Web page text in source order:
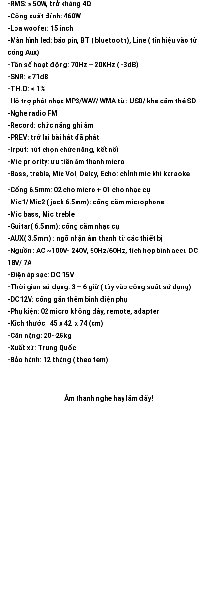
-RMS: ≤ 50W, trở kháng 4Ω
-Công suất đỉnh: 460W
-Loa woofer: 15 inch
-Màn hình led: báo pin, BT ( bluetooth), Line ( tín hiệu vào từ
cổng Aux)
-Tần số hoạt động: 70Hz – 20KHz ( -3dB)
-SNR: ≥ 71dB
-T.H.D: < 1%
-Hỗ trợ phát nhạc MP3/WAV/ WMA từ : USB/ khe cắm thẻ SD
-Nghe radio FM
-Record: chức năng ghi âm
-PREV: trở lại bài hát đã phát
-Input: nút chọn chức năng, kết nối
-Mic priority: ưu tiên âm thanh micro
-Bass, treble, Mic Vol, Delay, Echo: chỉnh mic khi karaoke
-Cổng 6.5mm: 02 cho micro + 01 cho nhạc cụ
-Mic1/ Mic2 ( jack 6.5mm): cổng cắm microphone
-Mic bass, Mic treble
-Guitar( 6.5mm): cổng cắm nhạc cụ
-AUX( 3.5mm) : ngõ nhận âm thanh từ các thiết bị
-Nguồn : AC ~100V- 240V, 50Hz/60Hz, tích hợp bình accu DC
18V/ 7A
-Điện áp sạc: DC 15V
-Thời gian sử dụng: 3 – 6 giờ ( tùy vào công suất sử dụng)
-DC12V: cổng gắn thêm bình điện phụ
-Phụ kiện: 02 micro không dây, remote, adapter
-Kích thước: 45 x 42 x 74 (cm)
-Cân nặng: 20~25kg
-Xuất xứ: Trung Quốc
-Bảo hành: 12 tháng ( theo tem)
Âm thanh nghe hay lắm đấy!